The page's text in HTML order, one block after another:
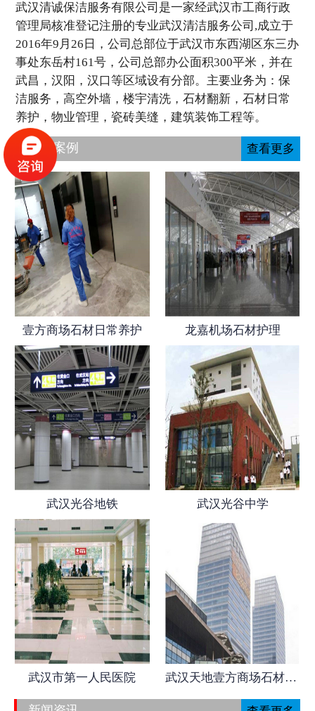
武汉清诚保洁服务有限公司是一家经武汉市工商行政
管理局核准登记注册的专业武汉清洁服务公司,成立于
2016年9月26日，公司总部位于武汉市东西湖区东三办
事处东岳村161号，公司总部办公面积300平米，并在
武昌，汉阳，汉口等区域设有分部。主要业务为：保
洁服务，高空外墙，楼宇清洗，石材翻新，石材日常
养护，物业管理，瓷砖美缝，建筑装饰工程等。
工程案例 查看更多
壹方商场石材日常养护 龙嘉机场石材护理
武汉光谷地铁 武汉光谷中学
武汉市第一人民医院 武汉天地壹方商场石材日常养护